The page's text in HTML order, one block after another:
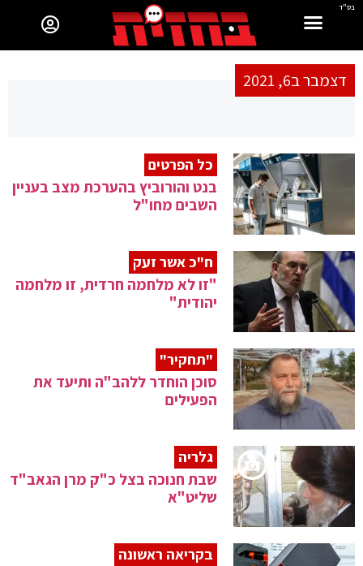
בס"ד
דצמבר ב6, 2021
כל הפרטים
בנט והורוביץ בהערכת מצב בעניין
השבים מחו"ל
ח"כ אשר זעק
"זו לא מלחמה חרדית, זו מלחמה
יהודית"
"תחקיר"
סוכן הוחדר ללהב"ה ותיעד את
הפעילים
גלריה
שבת חנוכה בצל כ"ק מרן הגאב"ד
שליט"א
בקריאה ראשונה